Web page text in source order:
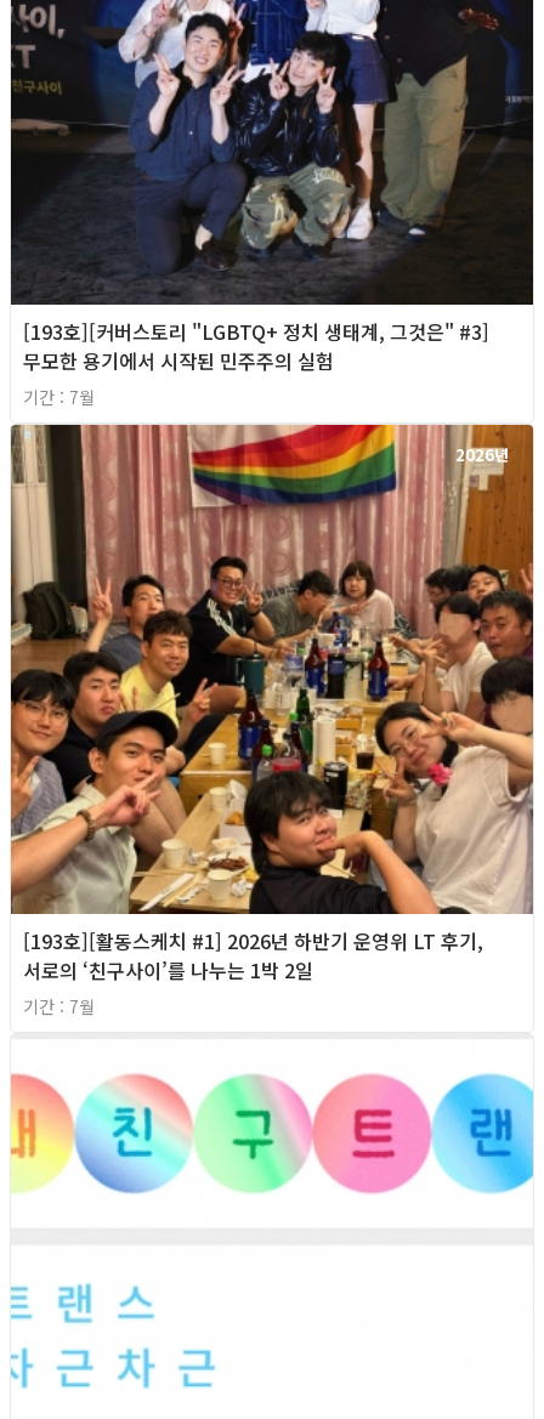
[193호][커버스토리 "LGBTQ+ 정치 생태계, 그것은" #3]
무모한 용기에서 시작된 민주주의 실험
기간 : 7월
2026년
[193호][활동스케치 #1] 2026년 하반기 운영위 LT 후기,
서로의 ‘친구사이’를 나누는 1박 2일
기간 : 7월